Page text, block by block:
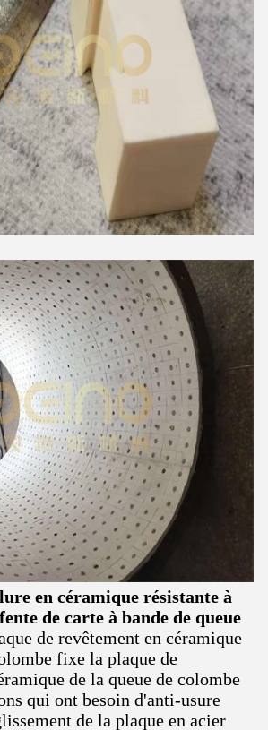
en céramique résistante à
de carte à bande de queue
de revêtement en céramique
fixe la plaque de
de la queue de colombe
qui ont besoin d'anti-usure
de la plaque en acier